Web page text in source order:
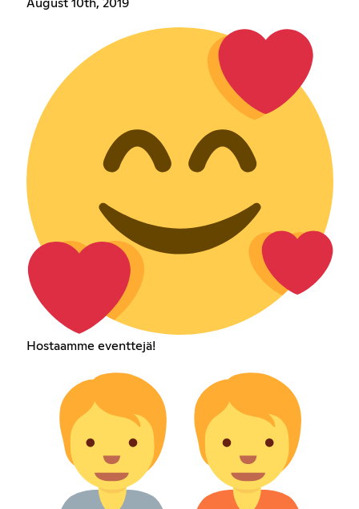
August 10th, 2019
Hostaamme eventtejä!